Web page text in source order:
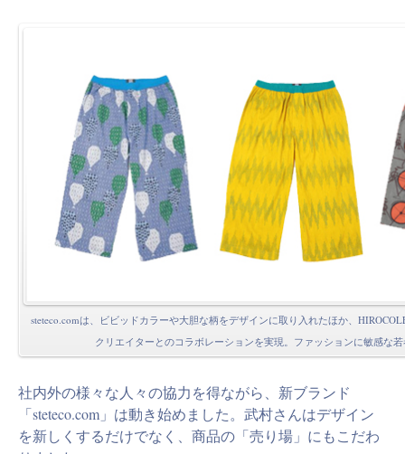
steteco.comは、ビビッドカラーや大胆な柄をデザインに取り入れたほか、
クリエイターとのコラボレーションを実現。ファッションに敏感な
社内外の様々な人々の協力を得ながら、新ブランド
「steteco.com」は動き始めました。武村さんはデザイン
を新しくするだけでなく、商品の「売り場」にもこだわ